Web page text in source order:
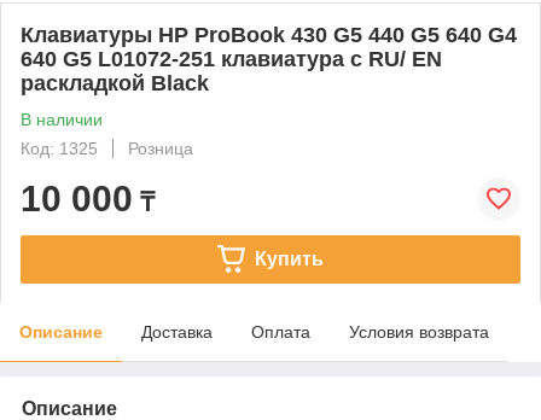
Клавиатуры HP ProBook 430 G5 440 G5 640 G4
640 G5 L01072-251 клавиатура c RU/ EN
раскладкой Black
В наличии
Код: 1325
Розница
10 000 ₸
Купить
Описание Доставка Оплата Условия возврата
Описание